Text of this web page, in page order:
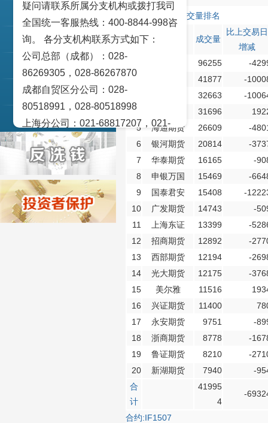
交易策论
产业研究
实盘点睛
宏观金融数据图解
成交量排名
次
会员简称 成交量
比上交易日
增减
96255
-
41877
-
32663
-
31696
5
海通期货 26609
-
6
银河期货 20814
-
7
华泰期货 16165
-
8
申银万国 15469
-
9
国泰君安 15408
-
10
广发期货 14743
-
11
上海东证 13399
-
12
招商期货 12892
-
13
西部期货 12194
-
14
光大期货 12175
-
15
美尔雅 11516
16
兴证期货 11400
17
永安期货 9751
-
18
浙商期货 8778
-
19
鲁证期货 8210
-
20
新湖期货 7940
-
合
计
41995
4
-
合约:IF1507
疑问请联系所属分支机构或拨打我司
全国统一客服热线：400-8844-998咨
询。 各分支机构联系方式如下：
公司总部（成都）：028-
86269305，028-86267870
成都自贸区分公司：028-
80518991，028-80518998
上海分公司：021-68817207，021-
68817209
北京营业部：010-65005128
广州营业部：020-28129909，020-
28129902
青岛营业部：0532-83101951、
0532-83101962
天津营业部：022-58812601，022-
绵阳营业部：0816-2238660，0816-
济南分公司：0531-86123236，
重庆营业部：023-63799091，023-
南宁营业部：0771-2561006
宁波营业部：0574-81891591